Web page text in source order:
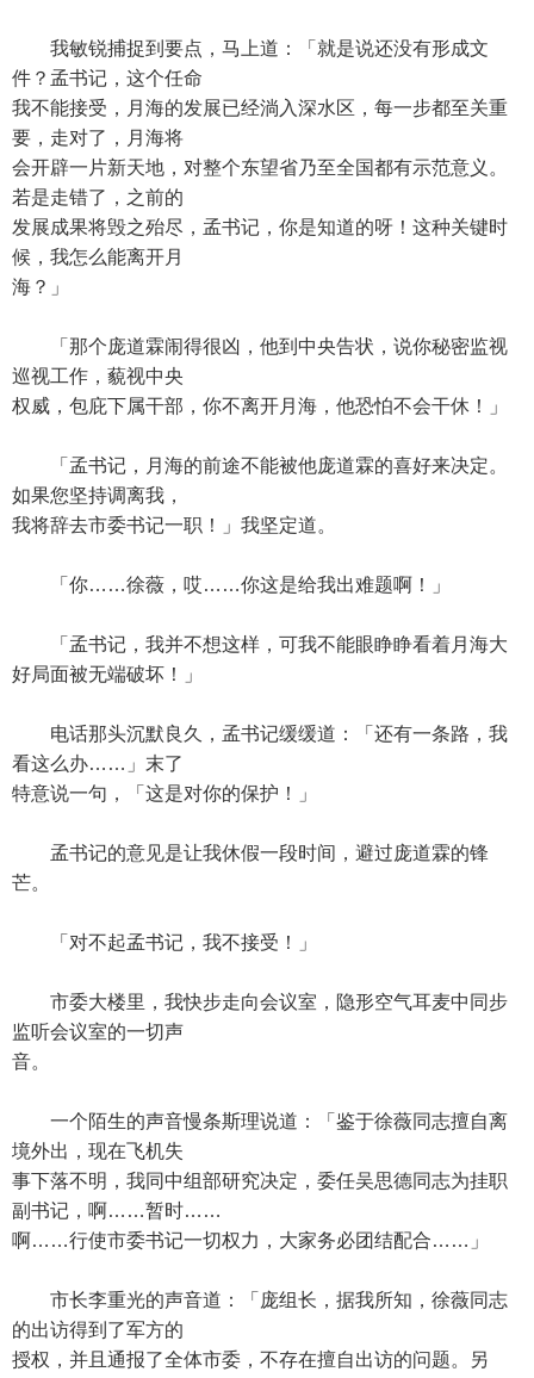
我敏锐捕捉到要点，马上道：「就是说还没有形成文
件？孟书记，这个任命
我不能接受，月海的发展已经淌入深水区，每一步都至关重
要，走对了，月海将
会开辟一片新天地，对整个东望省乃至全国都有示范意义。
若是走错了，之前的
发展成果将毁之殆尽，孟书记，你是知道的呀！这种关键时
候，我怎么能离开月
海？」
「那个庞道霖闹得很凶，他到中央告状，说你秘密监视
巡视工作，藐视中央
权威，包庇下属干部，你不离开月海，他恐怕不会干休！」
「孟书记，月海的前途不能被他庞道霖的喜好来决定。
如果您坚持调离我，
我将辞去市委书记一职！」我坚定道。
「你……徐薇，哎……你这是给我出难题啊！」
「孟书记，我并不想这样，可我不能眼睁睁看着月海大
好局面被无端破坏！」
电话那头沉默良久，孟书记缓缓道：「还有一条路，我
看这么办……」末了
特意说一句，「这是对你的保护！」
孟书记的意见是让我休假一段时间，避过庞道霖的锋
芒。
「对不起孟书记，我不接受！」
市委大楼里，我快步走向会议室，隐形空气耳麦中同步
监听会议室的一切声
音。
一个陌生的声音慢条斯理说道：「鉴于徐薇同志擅自离
境外出，现在飞机失
事下落不明，我同中组部研究决定，委任吴思德同志为挂职
副书记，啊……暂时……
啊……行使市委书记一切权力，大家务必团结配合……」
市长李重光的声音道：「庞组长，据我所知，徐薇同志
的出访得到了军方的
授权，并且通报了全体市委，不存在擅自出访的问题。另